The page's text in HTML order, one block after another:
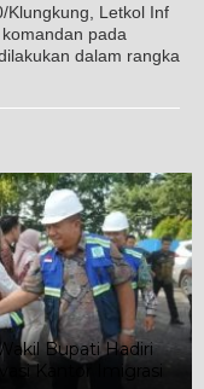
Klungkung, Letkol Inf
pada
dalam rangka
Bupati Hadiri
Kantor Imigrasi